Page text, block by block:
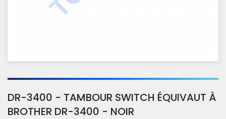
DR-3400 - TAMBOUR SWITCH ÉQUIVAUT À
BROTHER DR-3400 - NOIR